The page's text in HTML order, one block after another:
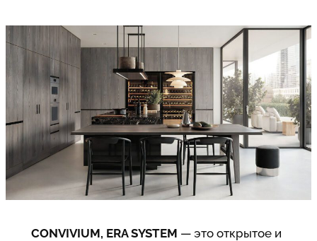
CONVIVIUM, ERA SYSTEM — это открытое и